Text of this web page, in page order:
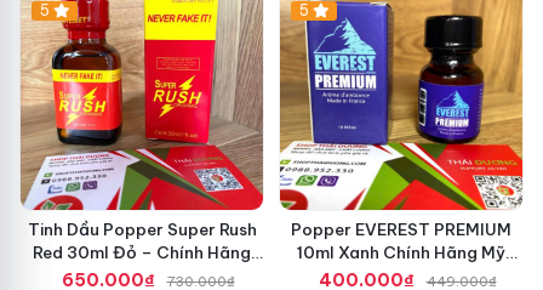
5
Tinh Dầu Popper Super Rush
Red 30ml Đỏ – Chính Hãng
USA, Kích Thích Mạnh, Tăng
650.000₫ 730.000₫
5
Popper EVEREST PREMIUM
10ml Xanh Chính Hãng Mỹ
USA
400.000₫ 449.000₫